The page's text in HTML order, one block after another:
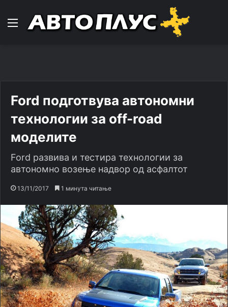
Навигација
Ford подготвува автономни
технологии за off-road
моделите
Ford развива и тестира технологии за
автономно возење надвор од асфалтот
13/11/2017 1 минута читање